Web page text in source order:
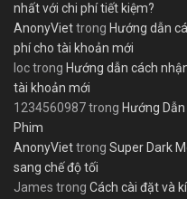
nhất với chi phí tiết kiệm?
AnonyViettrong Hướng dẫn
phí cho tài khoản mới
loctrong Hướng dẫn cách
tài khoản mới
1234560987trong Hướng
Phim
AnonyViettrong Super Dark
sang chế độ tối
James trong Cách cài đặt và